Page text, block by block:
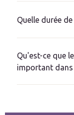
Quelle durée
Qu'est-ce que
important dans